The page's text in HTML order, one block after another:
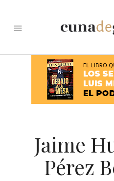
menu
Jaime
Pérez